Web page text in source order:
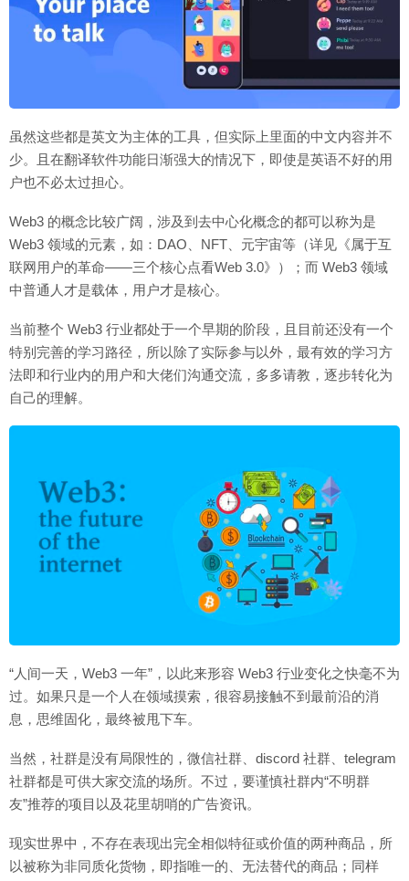
虽然这些都是英文为主体的工具，但实际上里面的中文内容并不
少。且在翻译软件功能日渐强大的情况下，即使是英语不好的用
户也不必太过担心。
Web3 的概念比较广阔，涉及到去中心化概念的都可以称为是
Web3 领域的元素，如：DAO、NFT、元宇宙等（详见《属于互
联网用户的革命——三个核心点看Web 3.0》）；而 Web3 领域
中普通人才是载体，用户才是核心。
当前整个 Web3 行业都处于一个早期的阶段，且目前还没有一个
特别完善的学习路径，所以除了实际参与以外，最有效的学习方
法即和行业内的用户和大佬们沟通交流，多多请教，逐步转化为
自己的理解。
“人间一天，Web3 一年”，以此来形容 Web3 行业变化之快毫不为
过。如果只是一个人在领域摸索，很容易接触不到最前沿的消
息，思维固化，最终被甩下车。
当然，社群是没有局限性的，微信社群、discord 社群、telegram
社群都是可供大家交流的场所。不过，要谨慎社群内“不明群
友”推荐的项目以及花里胡哨的广告资讯。
现实世界中，不存在表现出完全相似特征或价值的两种商品，所
以被称为非同质化货物，即指唯一的、无法替代的商品；同样